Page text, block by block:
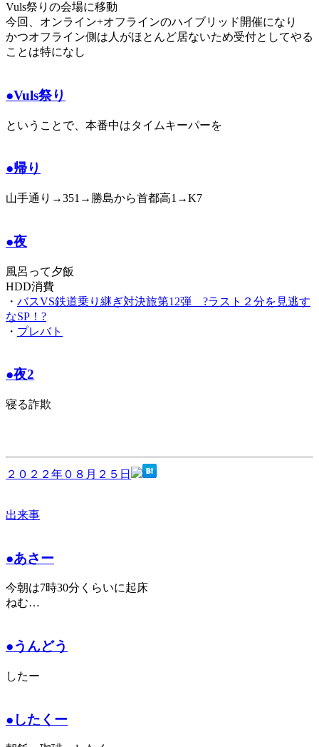
Vuls祭りの会場に移動
今回、オンライン+オフラインのハイブリッド開催になり
かつオフライン側は人がほとんど居ないため受付としてやる
ことは特になし
●Vuls祭り
ということで、本番中はタイムキーパーを
●帰り
山手通り→351→勝島から首都高1→K7
●夜
風呂って夕飯
HDD消費
・ バスVS鉄道乗り継ぎ対決旅第12弾 ?ラスト２分を見逃す
なSP！?
・ プレバト
●夜2
寝る詐欺
２０２２年０８月２５日
出来事
●あさー
今朝は7時30分くらいに起床
ねむ…
●うんどう
したー
●したくー